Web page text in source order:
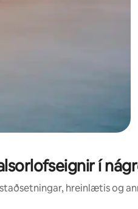
í
hreinlætis og